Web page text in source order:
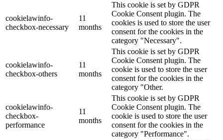
cookielawinfo-
checkbox-necessary
11
months
This cookie is set by GDPR
Cookie Consent plugin. The
cookies is used to store the user
consent for the cookies in the
category "Necessary".
cookielawinfo-
checkbox-others
11
months
This cookie is set by GDPR
Cookie Consent plugin. The
cookie is used to store the user
consent for the cookies in the
category "Other.
cookielawinfo-
checkbox-
performance
11
months
This cookie is set by GDPR
Cookie Consent plugin. The
cookie is used to store the user
consent for the cookies in the
category "Performance".